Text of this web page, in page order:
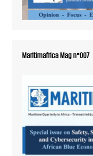
Maritimafrica Mag n°007